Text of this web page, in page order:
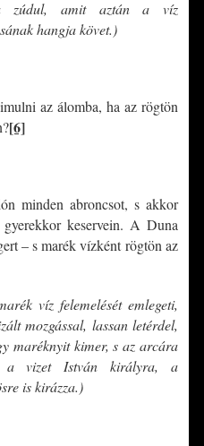
zúdul, amit aztán a víz
hangja követ.)
az álomba, ha az rögtön
[6]
minden abroncsot, s akkor
keservein. A Duna
– s marék vízként rögtön az
víz felemelését emlegeti,
mozgással, lassan letérdel,
maréknyit kimer, s az arcára
a vizet István királyra, a
is kirázza.)